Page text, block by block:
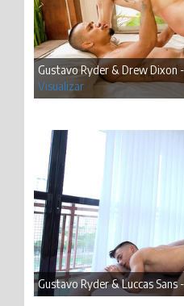
Gustavo Ryder & Drew Dixon
Visualizar
Gustavo Ryder & Luccas Sans